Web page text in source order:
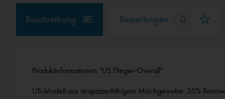
Beschreibung Bewertungen 0
Produktinformationen "US Flieger-Overall"
US-Modell aus strapazierfähigem Mischgewebe: 35%